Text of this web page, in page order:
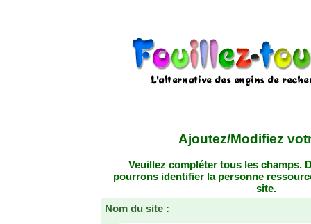
Ajoutez/Modifiez
Veuillez compléter tous les champs.
pourrons identifier la personne
site.
Nom du site :